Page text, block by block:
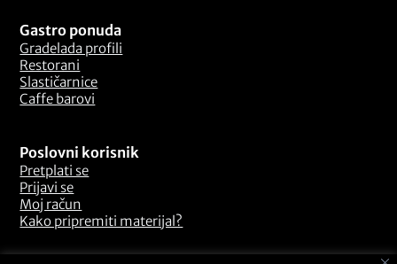
Gastro ponuda
Gradelada profili
Restorani
Slastičarnice
Caffe barovi
Poslovni korisnik
Pretplati se
Prijavi se
Moj račun
Kako pripremiti materijal?